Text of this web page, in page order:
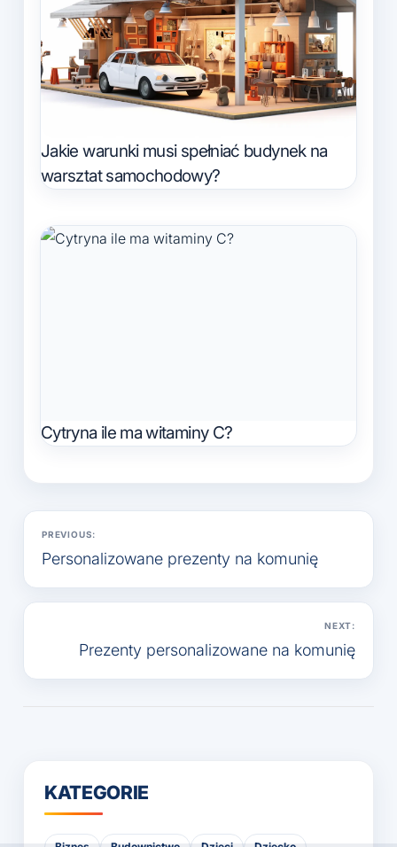
Jakie warunki musi spełniać budynek na
warsztat samochodowy?
Cytryna ile ma witaminy C?
Nawigacja
wpisu
PREVIOUS:
Personalizowane prezenty na komunię
NEXT:
Prezenty personalizowane na komunię
KATEGORIE